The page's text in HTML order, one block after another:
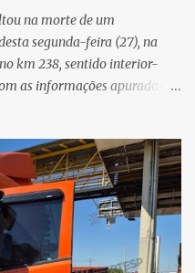
segue em anda...
na morte de um
segunda-feira (27), na
km 238, sentido interior-
as informações apuradas no
devido a obras
que ocorreu o impacto. Com
foi arremessado ao solo.
teria se desprendido
gravíssimos e
e de atendimento da